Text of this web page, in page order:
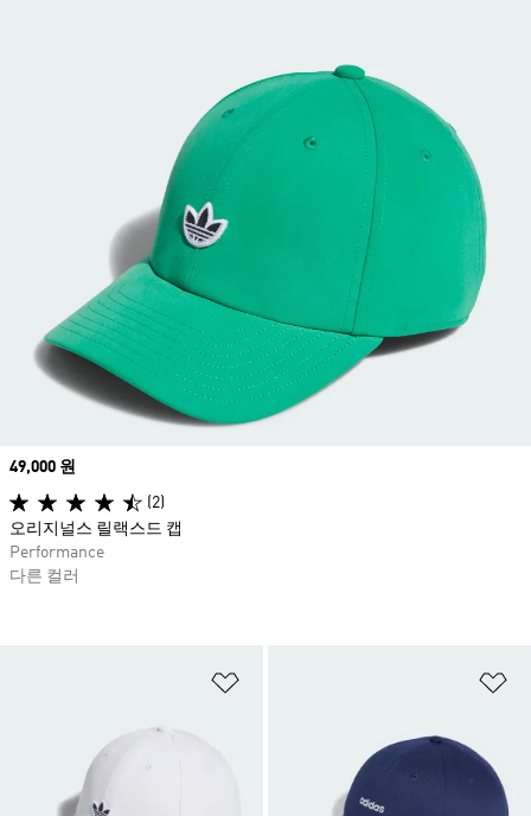
Price
49,000 원
(2)
오리지널스 릴랙스드 캡
Performance
다른 컬러